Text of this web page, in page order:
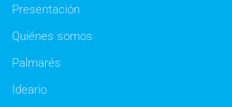
Presentación
Quiénes somos
Palmarés
Ideario